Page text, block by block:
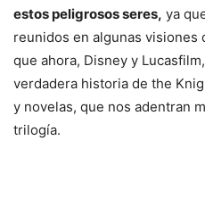
estos peligrosos seres, ya
reunidos en algunas visiones
que ahora, Disney y
verdadera historia de the
y novelas, que nos adentran
trilogía.